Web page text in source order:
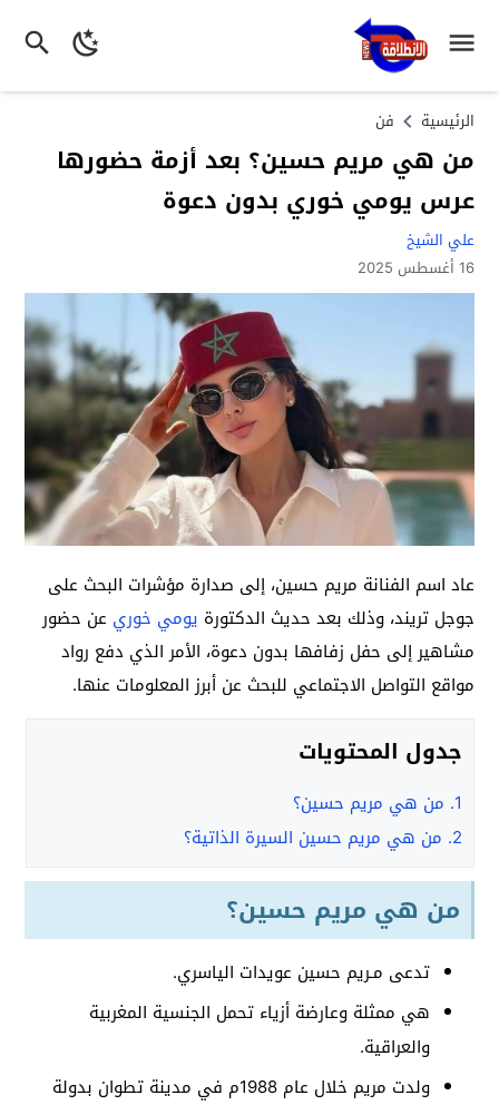
الرئيسية فن
من هي مريم حسين؟ بعد أزمة حضورها
عرس يومي خوري بدون دعوة
علي الشيخ
16 أغسطس 2025
عاد اسم الفنانة مريم حسين، إلى صدارة مؤشرات البحث على
جوجل تريند، وذلك بعد حديث الدكتورة يومي خوري عن حضور
مشاهير إلى حفل زفافها بدون دعوة، الأمر الذي دفع رواد
مواقع التواصل الاجتماعي للبحث عن أبرز المعلومات عنها.
جدول المحتويات
1. من هي مريم حسين؟
2. من هي مريم حسين السيرة الذاتية؟
من هي مريم حسين؟
تدعى مـريم حسين عويدات الياسري.
هي ممثلة وعارضة أزياء تحمل الجنسية المغربية
والعراقية.
ولدت مريم خلال عام 1988م في مدينة تطوان بدولة